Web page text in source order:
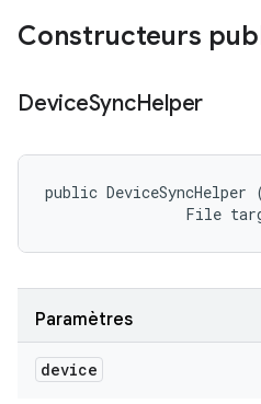
Constructeurs
DeviceSyncHelper
public DeviceSyncHelper
File
Paramètres
device